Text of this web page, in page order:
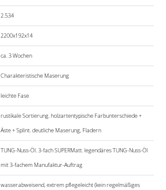
2.534
2200x192x14
ca. 3 Wochen
Charakteristische Maserung
leichte Fase
rustikale Sortierung. holzartentypische Farbunterschiede +
Äste + Splint. deutliche Maserung, Fladern
TUNG-Nuss-Öl. 3-fach SUPERMatt. legendäres TUNG-Nuss-Öl
mit 3-fachem Manufaktur-Auftrag
wasserabweisend, extrem pflegeleicht (kein regelmäßiges